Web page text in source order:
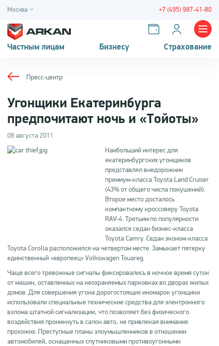
Москва +7 (495) 987-41-80
Частным лицам Бизнесу Страхование
Пресс-центр
Угонщики Екатеринбурга
предпочитают ночь и «Тойоты»
08 августа 2011
Наибольший интерес для
екатеринбургских угонщиков
представлял внедорожник
премиум-класса Toyota Land Cruiser
(43% от общего числа покушений).
Второе место досталось
компактному кроссоверу Toyota
RAV-4. Третьим по популярности
оказался седан бизнес-класса
Toyota Camry. Седан эконом-класса
Toyota Corolla расположился на четвертом месте. Замыкает пятерку
единственный «европеец» Volkswagen Touareg.
Чаще всего тревожные сигналы фиксировались в ночное время суток
от машин, оставленных на неохраняемых парковках во дворах жилых
домов. Для совершения угона дорогостоящих иномарок угонщики
использовали специальные технические средства для электронного
взлома штатной сигнализации, что позволяет без физического
воздействия проникнуть в салон авто, не привлекая внимание
прохожих. Преступные планы злоумышленников в отношении
автомобилей, оснащенных спутниковыми противоугонными